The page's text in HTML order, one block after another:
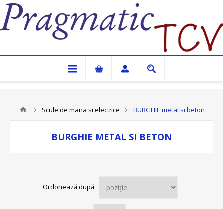
Pragmatic TCV
Scule de mana si electrice BURGHIE metal si beton
BURGHIE METAL SI BETON
Ordonează după